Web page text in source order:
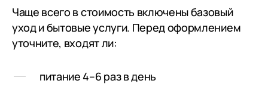
проживания в самых сложных
ситуациях по здоровью
Чаще всего в стоимость включены базовый
уход и бытовые услуги. Перед оформлением
уточните, входят ли:
питание 4–6 раз в день